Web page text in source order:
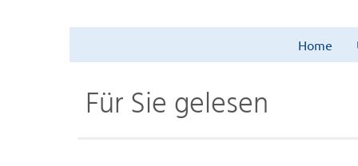
Home
Für Sie gelesen